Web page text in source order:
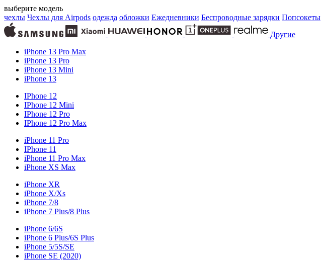
выберите модель
чехлы Чехлы для Airpods одежда обложки Ежедневники Беспроводные зарядки Попсокеты
Другие
iPhone 13 Pro Max
iPhone 13 Pro
iPhone 13 Mini
iPhone 13
IPhone 12
IPhone 12 Mini
IPhone 12 Pro
IPhone 12 Pro Max
iPhone 11 Pro
IPhone 11
iPhone 11 Pro Max
iPhone XS Max
iPhone XR
iPhone X/Xs
iPhone 7/8
iPhone 7 Plus/8 Plus
iPhone 6/6S
iPhone 6 Plus/6S Plus
iPhone 5/5S/SE
iPhone SE (2020)